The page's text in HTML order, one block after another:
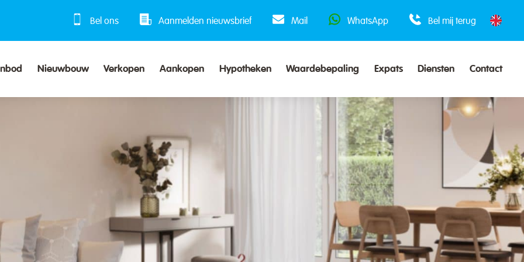
Bel ons Aanmelden nieuwsbrief Mail WhatsApp Bel mij terug
Nieuwbouw Verkopen Aankopen Hypotheken Waardebepaling Expats Diensten Contact